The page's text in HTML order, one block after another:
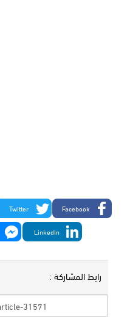
Facebook
Twitter
LinkedIn
رابط المشاركة :